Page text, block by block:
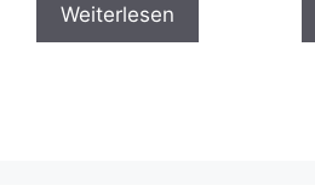
Weiterlesen